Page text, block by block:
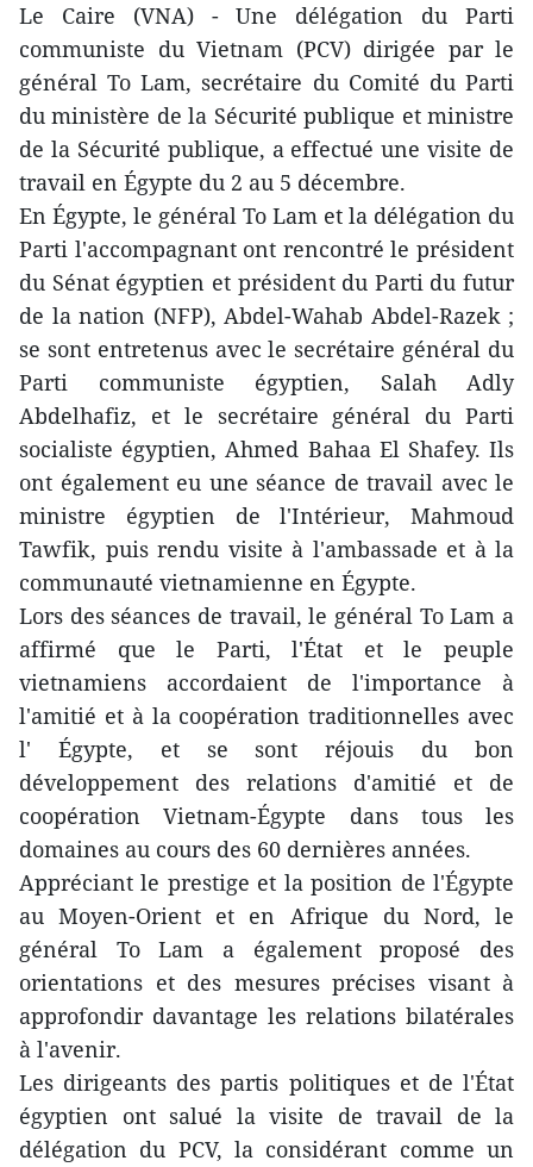
Le Caire (VNA) - Une délégation du Parti
communiste du Vietnam (PCV) dirigée par le
général To Lam, secrétaire du Comité du Parti
du ministère de la Sécurité publique et ministre
de la Sécurité publique, a effectué une visite de
travail en Égypte du 2 au 5 décembre.
En Égypte, le général To Lam et la délégation du
Parti l'accompagnant ont rencontré le président
du Sénat égyptien et président du Parti du futur
de la nation (NFP), Abdel-Wahab Abdel-Razek ;
se sont entretenus avec le secrétaire général du
Parti communiste égyptien, Salah Adly
Abdelhafiz, et le secrétaire général du Parti
socialiste égyptien, Ahmed Bahaa El Shafey. Ils
ont également eu une séance de travail avec le
ministre égyptien de l'Intérieur, Mahmoud
Tawfik, puis rendu visite à l'ambassade et à la
communauté vietnamienne en Égypte.
Lors des séances de travail, le général To Lam a
affirmé que le Parti, l'État et le peuple
vietnamiens accordaient de l'importance à
l'amitié et à la coopération traditionnelles avec
l' Égypte, et se sont réjouis du bon
développement des relations d'amitié et de
coopération Vietnam-Égypte dans tous les
domaines au cours des 60 dernières années.
Appréciant le prestige et la position de l'Égypte
au Moyen-Orient et en Afrique du Nord, le
général To Lam a également proposé des
orientations et des mesures précises visant à
approfondir davantage les relations bilatérales
à l'avenir.
Les dirigeants des partis politiques et de l'État
égyptien ont salué la visite de travail de la
délégation du PCV, la considérant comme un